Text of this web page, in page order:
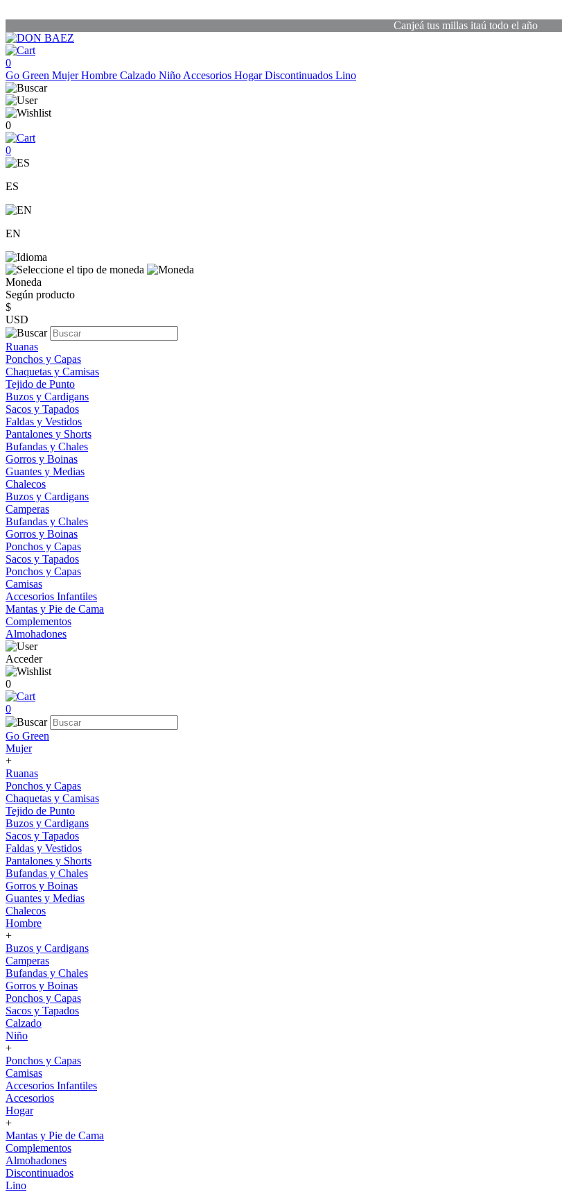
Canjeá tus millas itaú todo el año
0
Go Green MujerHombre Calzado Niño Accesorios HogarDiscontinuados Lino
0
0
ES
EN
Moneda
Según producto
$
USD
Ruanas
Ponchos y Capas
Chaquetas y Camisas
Tejido de Punto
Buzos y Cardigans
Sacos y Tapados
Faldas y Vestidos
Pantalones y Shorts
Bufandas y Chales
Gorros y Boinas
Guantes y Medias
Chalecos
Buzos y Cardigans
Camperas
Bufandas y Chales
Gorros y Boinas
Ponchos y Capas
Sacos y Tapados
Ponchos y Capas
Camisas
Accesorios Infantiles
Mantas y Pie de Cama
Complementos
Almohadones
Acceder
0
0
Go Green
Mujer
+
Ruanas
Ponchos y Capas
Chaquetas y Camisas
Tejido de Punto
Buzos y Cardigans
Sacos y Tapados
Faldas y Vestidos
Pantalones y Shorts
Bufandas y Chales
Gorros y Boinas
Guantes y Medias
Chalecos
Hombre
+
Buzos y Cardigans
Camperas
Bufandas y Chales
Gorros y Boinas
Ponchos y Capas
Sacos y Tapados
Calzado
Niño
+
Ponchos y Capas
Camisas
Accesorios Infantiles
Accesorios
Hogar
+
Mantas y Pie de Cama
Complementos
Almohadones
Discontinuados
Lino